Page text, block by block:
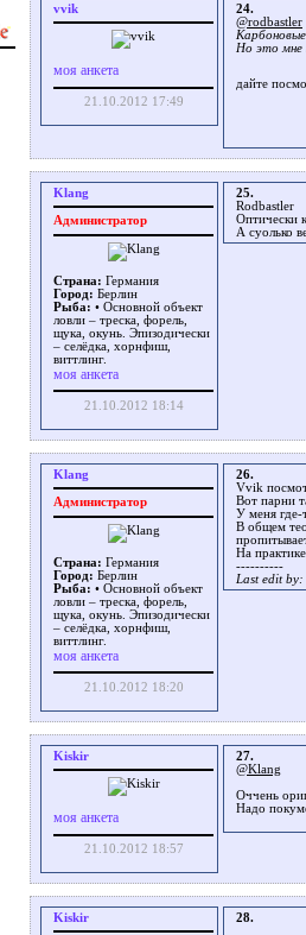
vvik
моя анкета
21.10.2012 17:49
24.
@rodbastler
Но это мне
дайте
Klang
Администратор
Страна: Германия
Город: Берлин
Рыба: • Основной объект
ловли – треска, форель,
щука, окунь. Эпизодически
– селёдка, хорнфиш,
виттлинг.
моя анкета
21.10.2012 18:14
25.
Rodbastler
Оптичеcки
А суолько
Klang
Администратор
Страна: Германия
Город: Берлин
Рыба: • Основной объект
ловли – треска, форель,
щука, окунь. Эпизодически
– селёдка, хорнфиш,
виттлинг.
моя анкета
21.10.2012 18:20
26.
Vvik
Вот парни
У меня где-
В общем
На
----------
Last edit
Kiskir
моя анкета
21.10.2012 18:57
27.
@Klang
Оччень
Надо
Kiskir
28.